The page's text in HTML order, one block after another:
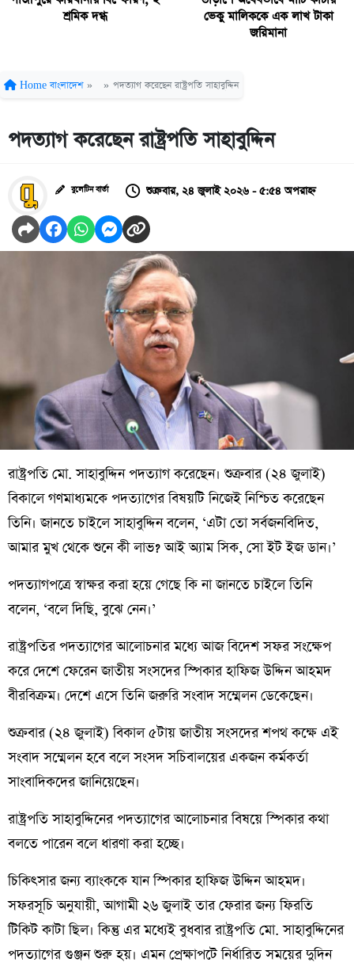
শ্রমিক দগ্ধ
ভেকু মালিককে এক লাখ টাকা
জরিমানা
Home বাংলাদেশ » » পদত্যাগ করেছেন রাষ্ট্রপতি সাহাবুদ্দিন
পদত্যাগ করেছেন রাষ্ট্রপতি সাহাবুদ্দিন
বুলেটিন বার্তা শুক্রবার, ২৪ জুলাই ২০২৬ - ৫:৫৪ অপরাহ্ন
রাষ্ট্রপতি মো. সাহাবুদ্দিন পদত্যাগ করেছেন। শুক্রবার (২৪ জুলাই)
বিকালে গণমাধ্যমকে পদত্যাগের বিষয়টি নিজেই নিশ্চিত করেছেন
তিনি। জানতে চাইলে সাহাবুদ্দিন বলেন, ‘এটা তো সর্বজনবিদিত,
আমার মুখ থেকে শুনে কী লাভ? আই অ্যাম সিক, সো ইট ইজ ডান।’
পদত্যাগপত্রে স্বাক্ষর করা হয়ে গেছে কি না জানতে চাইলে তিনি
বলেন, ‘বলে দিছি, বুঝে নেন।’
রাষ্ট্রপতির পদত্যাগের আলোচনার মধ্যে আজ বিদেশ সফর সংক্ষেপ
করে দেশে ফেরেন জাতীয় সংসদের স্পিকার হাফিজ উদ্দিন আহমদ
বীরবিক্রম। দেশে এসে তিনি জরুরি সংবাদ সম্মেলন ডেকেছেন।
শুক্রবার (২৪ জুলাই) বিকাল ৫টায় জাতীয় সংসদের শপথ কক্ষে এই
সংবাদ সম্মেলন হবে বলে সংসদ সচিবালয়ের একজন কর্মকর্তা
সাংবাদিকদের জানিয়েছেন।
রাষ্ট্রপতি সাহাবুদ্দিনের পদত্যাগের আলোচনার বিষয়ে স্পিকার কথা
বলতে পারেন বলে ধারণা করা হচ্ছে।
চিকিৎসার জন্য ব্যাংককে যান স্পিকার হাফিজ উদ্দিন আহমদ।
সফরসূচি অনুযায়ী, আগামী ২৬ জুলাই তার ফেরার জন্য ফিরতি
টিকিট কাটা ছিল। কিন্তু এর মধ্যেই বুধবার রাষ্ট্রপতি মো. সাহাবুদ্দিনের
পদত্যাগের গুঞ্জন শুরু হয়। এমন প্রেক্ষাপটে নির্ধারিত সময়ের দুদিন